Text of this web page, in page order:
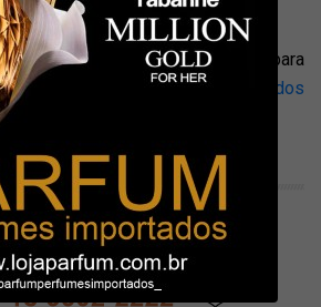
e solicitação de protocolo para
ser feitas no canais decomunicados